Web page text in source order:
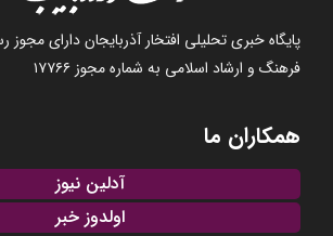
پایگاه خبری تحلیلی افتخار آذربایجان دارای مجوز
فرهنگ و ارشاد اسلامی به شماره مجوز ۱۷۷۶۶
همکاران ما
آدلین نیوز
اولدوز خبر